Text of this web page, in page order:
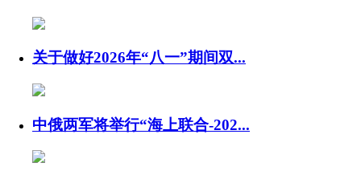
关于做好2026年“八一”期间双...
中俄两军将举行“海上联合-202...